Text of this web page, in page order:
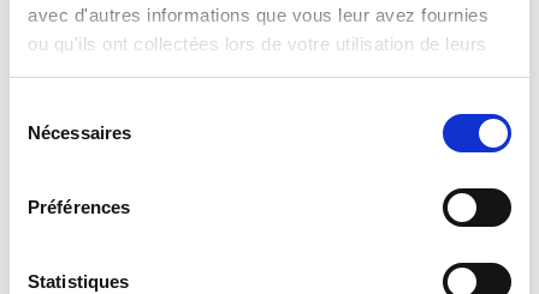
avec d'autres informations que vous leur avez fournies
ou qu'ils ont collectées lors de votre utilisation de leurs
services.
Nécessaires
Préférences
Statistiques
catalogue complet ?
Contactez Orators pour accéder à nos exclusivités